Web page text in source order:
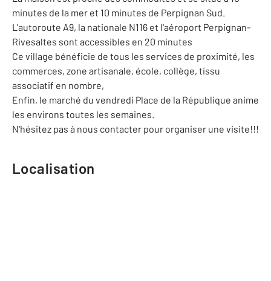
minutes de la mer et 10 minutes de Perpignan Sud.
L'autoroute A9, la nationale N116 et l'aéroport Perpignan-
Rivesaltes sont accessibles en 20 minutes
Ce village bénéficie de tous les services de proximité, les
commerces, zone artisanale, école, collège, tissu
associatif en nombre,
Enfin, le marché du vendredi Place de la République anime
les environs toutes les semaines.
N'hésitez pas à nous contacter pour organiser une visite!!!
Localisation